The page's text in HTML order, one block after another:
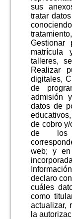
sus
tratar
Gestionar
matrícula
talleres,
Realizar
digitales,
de
admisión
datos de
de cobro
de los
web; y en
declaro
cuáles
como
actualizar,
la